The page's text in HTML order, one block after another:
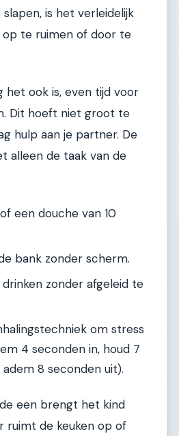
is het verleidelijk
te ruimen of door te
het ook is, even tijd voor
Dit hoeft niet groot te
hulp aan je partner. De
alleen de taak van de
een douche van 10
bank zonder scherm.
zonder afgeleid te
om stress
4 seconden in, houd 7
8 seconden uit).
een brengt het kind
ruimt de keuken op of